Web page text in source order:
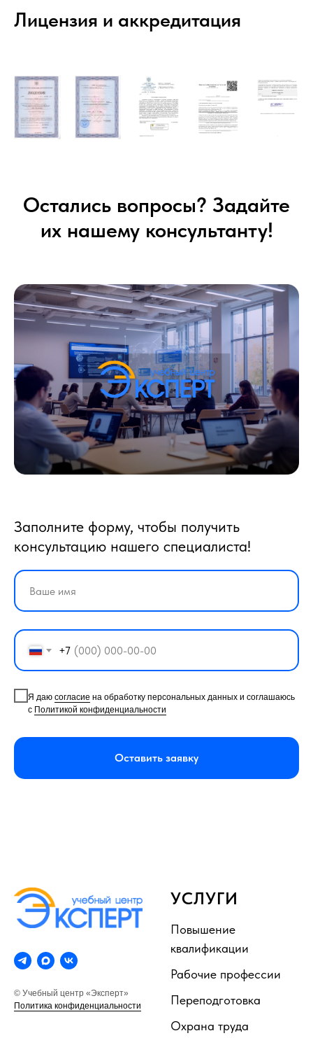
Лицензия и аккредитация
Остались вопросы? Задайте
их нашему консультанту!
Заполните форму, чтобы получить
консультацию нашего специалиста!
+7
Я даю согласие на обработку персональных данных и соглашаюсь
с Политикой конфиденциальности
Оставить заявку
© Учебный центр «Эксперт»
Политика конфиденциальности
УСЛУГИ
Повышение
квалификации
Рабочие профессии
Переподготовка
Охрана труда